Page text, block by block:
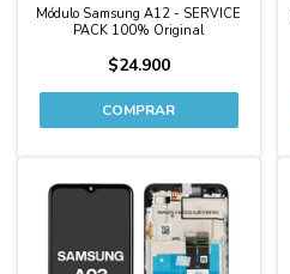
Módulo Samsung A12 - SERVICE
PACK 100% Original
$24.900